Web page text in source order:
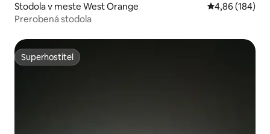
Stodola v meste West Orange Priemerné
4,86 (184)
Prerobená stodola
Superhostiteľ
Superhostiteľ